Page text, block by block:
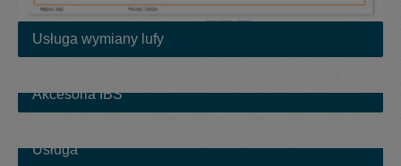
Usługa wymiany lufy
Akcesoria IBS
Akcesoria IBS
Usługa
Usługa